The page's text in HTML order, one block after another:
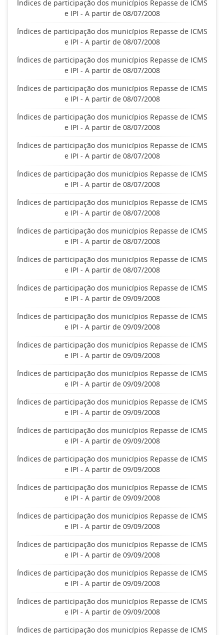
Índices de participação dos municípios Repasse de ICMS
e IPI - A partir de 08/07/2008
Índices de participação dos municípios Repasse de ICMS
e IPI - A partir de 08/07/2008
Índices de participação dos municípios Repasse de ICMS
e IPI - A partir de 08/07/2008
Índices de participação dos municípios Repasse de ICMS
e IPI - A partir de 08/07/2008
Índices de participação dos municípios Repasse de ICMS
e IPI - A partir de 08/07/2008
Índices de participação dos municípios Repasse de ICMS
e IPI - A partir de 08/07/2008
Índices de participação dos municípios Repasse de ICMS
e IPI - A partir de 08/07/2008
Índices de participação dos municípios Repasse de ICMS
e IPI - A partir de 08/07/2008
Índices de participação dos municípios Repasse de ICMS
e IPI - A partir de 08/07/2008
Índices de participação dos municípios Repasse de ICMS
e IPI - A partir de 08/07/2008
Índices de participação dos municípios Repasse de ICMS
e IPI - A partir de 09/09/2008
Índices de participação dos municípios Repasse de ICMS
e IPI - A partir de 09/09/2008
Índices de participação dos municípios Repasse de ICMS
e IPI - A partir de 09/09/2008
Índices de participação dos municípios Repasse de ICMS
e IPI - A partir de 09/09/2008
Índices de participação dos municípios Repasse de ICMS
e IPI - A partir de 09/09/2008
Índices de participação dos municípios Repasse de ICMS
e IPI - A partir de 09/09/2008
Índices de participação dos municípios Repasse de ICMS
e IPI - A partir de 09/09/2008
Índices de participação dos municípios Repasse de ICMS
e IPI - A partir de 09/09/2008
Índices de participação dos municípios Repasse de ICMS
e IPI - A partir de 09/09/2008
Índices de participação dos municípios Repasse de ICMS
e IPI - A partir de 09/09/2008
Índices de participação dos municípios Repasse de ICMS
e IPI - A partir de 09/09/2008
Índices de participação dos municípios Repasse de ICMS
e IPI - A partir de 09/09/2008
Índices de participação dos municípios Repasse de ICMS